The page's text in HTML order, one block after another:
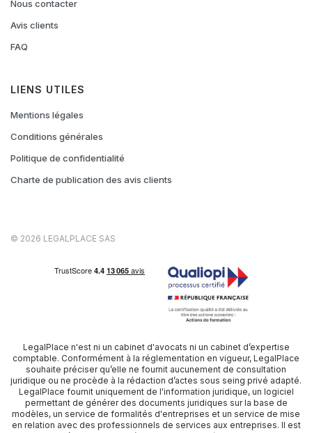
Nous contacter
Avis clients
FAQ
LIENS UTILES
Mentions légales
Conditions générales
Politique de confidentialité
Charte de publication des avis clients
© 2026 LEGALPLACE SAS
LegalPlace n'est ni un cabinet d'avocats ni un cabinet d’expertise
comptable. Conformément à la réglementation en vigueur, LegalPlace
souhaite préciser qu’elle ne fournit aucunement de consultation
juridique ou ne procède à la rédaction d’actes sous seing privé adapté.
LegalPlace fournit uniquement de l'information juridique, un logiciel
permettant de générer des documents juridiques sur la base de
modèles, un service de formalités d'entreprises et un service de mise
en relation avec des professionnels de services aux entreprises. Il est